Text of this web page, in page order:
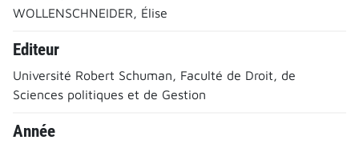
WOLLENSCHNEIDER, Élise
Editeur
Université Robert Schuman, Faculté de Droit, de
Sciences politiques et de Gestion
Année